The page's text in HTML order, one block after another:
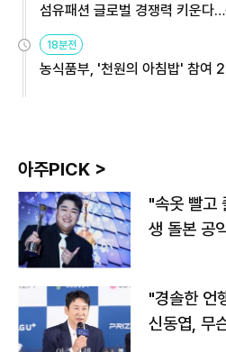
섬유패션 글로벌 경쟁력 키운다
18분전
농식품부, '천원의 아침밥' 참여
아주PICK >
"속옷 빨고
생 돌본 공
"경솔한 언
신동엽, 무